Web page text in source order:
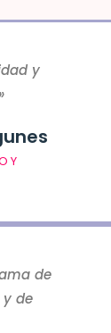
y
Y
de
de